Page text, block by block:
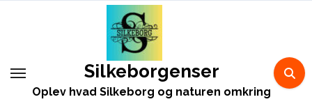
Silkeborgenser
Oplev hvad Silkeborg og naturen omkring